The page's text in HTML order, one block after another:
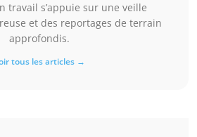
travail s’appuie sur une veille
et des reportages de terrain
approfondis.
tous les articles →